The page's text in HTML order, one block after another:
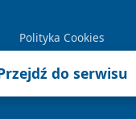
Polityka Cookies
do serwisu